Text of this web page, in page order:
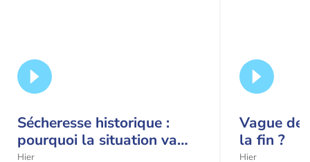
Sécheresse historique :
pourquoi la situation va
encore s'aggraver jusqu'à
Hier
Vague de
la fin ?
Hier